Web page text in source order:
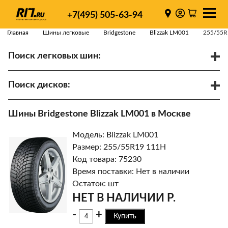
+7(495) 505-63-94
Главная Шины легковые Bridgestone Blizzak LM001 255/
Поиск легковых шин:
Поиск дисков:
Ступица
Найти
Шины Bridgestone Blizzak LM001 в Москве
Модель: Blizzak LM001
Размер: 255/55R19 111H
Код товара: 75230
Время поставки: Нет в наличии
Остаток: шт
НЕТ В НАЛИЧИИ Р.
-
+ Купить